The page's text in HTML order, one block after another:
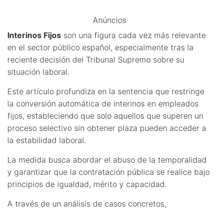
ç
Anúncios
Interinos Fijos son una figura cada vez más relevante
en el sector público español, especialmente tras la
reciente decisión del Tribunal Supremo sobre su
situación laboral.
Este artículo profundiza en la sentencia que restringe
la conversión automática de interinos en empleados
fijos, estableciendo que solo aquellos que superen un
proceso selectivo sin obtener plaza pueden acceder a
la estabilidad laboral.
La medida busca abordar el abuso de la temporalidad
y garantizar que la contratación pública se realice bajo
principios de igualdad, mérito y capacidad.
A través de un análisis de casos concretos,